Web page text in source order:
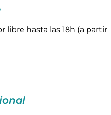
libre hasta las 18h (a partir